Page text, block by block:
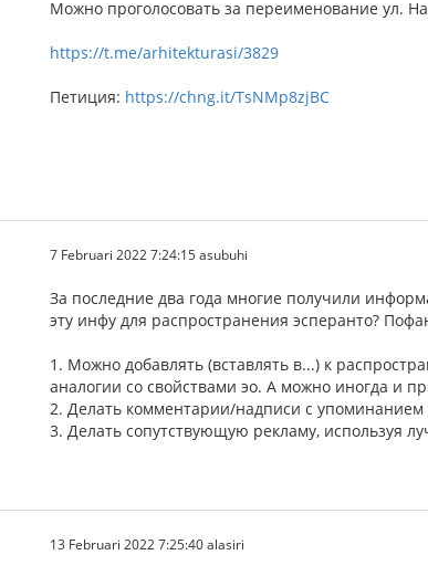
Можно проголосовать за переименование ул.
https://t.me/arhitekturasi/3829
Петиция: https://chng.it/TsNMp8zjBC
7 Februari 2022 7:24:15 asubuhi
За последние два года многие получили
эту инфу для распространения эсперанто?
1. Можно добавлять (вставлять в...) к
аналогии со свойствами эо. А можно иногда и
2. Делать комментарии/надписи с
3. Делать сопутствующую рекламу, используя
13 Februari 2022 7:25:40 alasiri